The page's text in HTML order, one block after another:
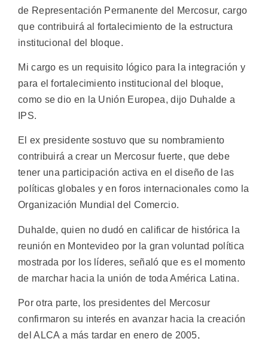
de Representación Permanente del Mercosur, cargo
que contribuirá al fortalecimiento de la estructura
institucional del bloque.
Mi cargo es un requisito lógico para la integración y
para el fortalecimiento institucional del bloque,
como se dio en la Unión Europea, dijo Duhalde a
IPS.
El ex presidente sostuvo que su nombramiento
contribuirá a crear un Mercosur fuerte, que debe
tener una participación activa en el diseño de las
políticas globales y en foros internacionales como la
Organización Mundial del Comercio.
Duhalde, quien no dudó en calificar de histórica la
reunión en Montevideo por la gran voluntad política
mostrada por los líderes, señaló que es el momento
de marchar hacia la unión de toda América Latina.
Por otra parte, los presidentes del Mercosur
confirmaron su interés en avanzar hacia la creación
del ALCA a más tardar en enero de 2005,